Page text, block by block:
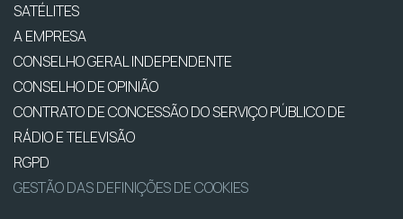
SATÉLITES
A EMPRESA
CONSELHO GERAL INDEPENDENTE
CONSELHO DE OPINIÃO
CONTRATO DE CONCESSÃO DO SERVIÇO PÚBLICO DE
RÁDIO E TELEVISÃO
RGPD
GESTÃO DAS DEFINIÇÕES DE COOKIES